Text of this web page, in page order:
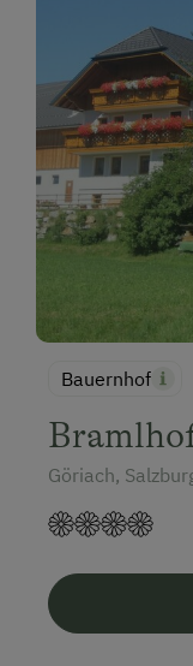
Bauernhof
Göriach,